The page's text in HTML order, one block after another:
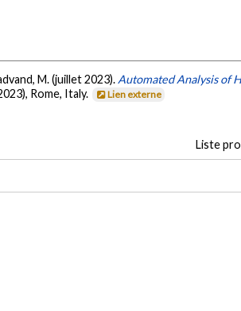
M. (juillet 2023). Automated Analysis of
Rome, Italy.
Lien externe
Liste